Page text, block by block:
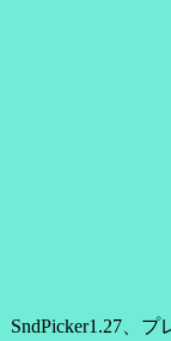
SndPicker1.27、